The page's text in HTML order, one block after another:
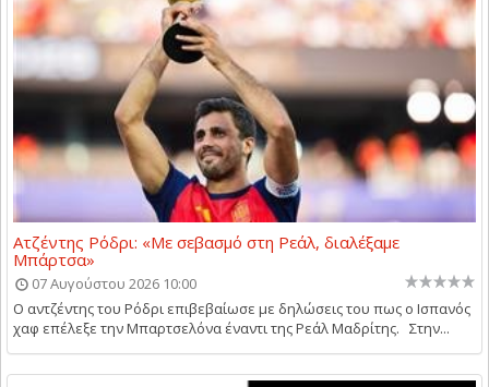
Ατζέντης Ρόδρι: «Με σεβασμό στη Ρεάλ, διαλέξαμε
Μπάρτσα»
07 Αυγούστου 2026 10:00
Ο αντζέντης του Ρόδρι επιβεβαίωσε με δηλώσεις του πως ο Ισπανός
χαφ επέλεξε την Μπαρτσελόνα έναντι της Ρεάλ Μαδρίτης. Στην...